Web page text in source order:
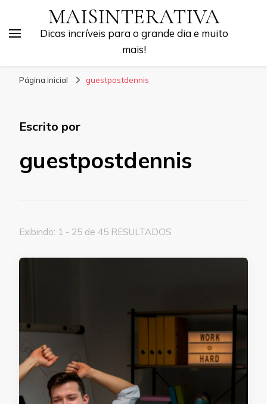
MAISINTERATIVA
Dicas incríveis para o grande dia e muito
mais!
Página inicial guestpostdennis
Escrito por
guestpostdennis
Exibindo: 1 - 25 de 45 RESULTADOS